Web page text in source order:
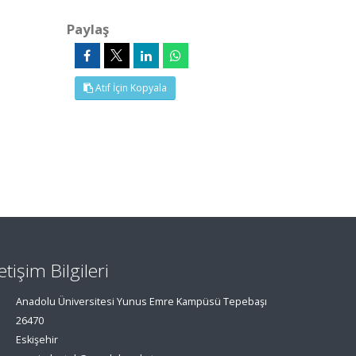
Paylaş
Atıf İçin Kopyala
Bilgileri
Anadolu Üniversitesi Yunus Emre Kampüsü Tepebaşı
26470
Eskişehir